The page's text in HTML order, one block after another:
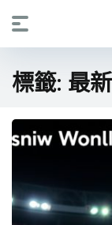
標籤: 最